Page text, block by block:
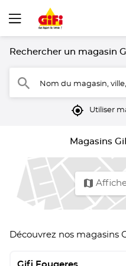
Rechercher un magasin
search Nom du
mylocation Utiliser
Magasins
map
Découvrez nos magasins